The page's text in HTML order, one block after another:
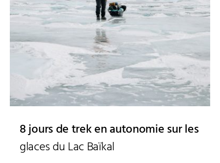
8 jours de trek en autonomie sur les
glaces du Lac Baïkal